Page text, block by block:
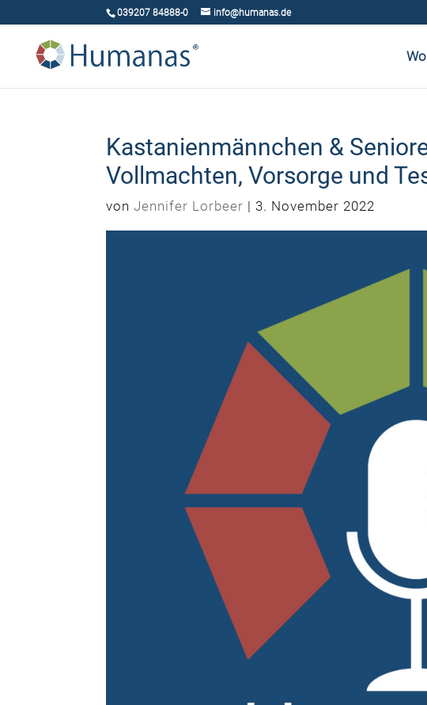
039207 84888-0 info@humanas.de
Kastanienmännchen &
Vollmachten, Vorsorge und
vonJennifer Lorbeer | 3. November 2022